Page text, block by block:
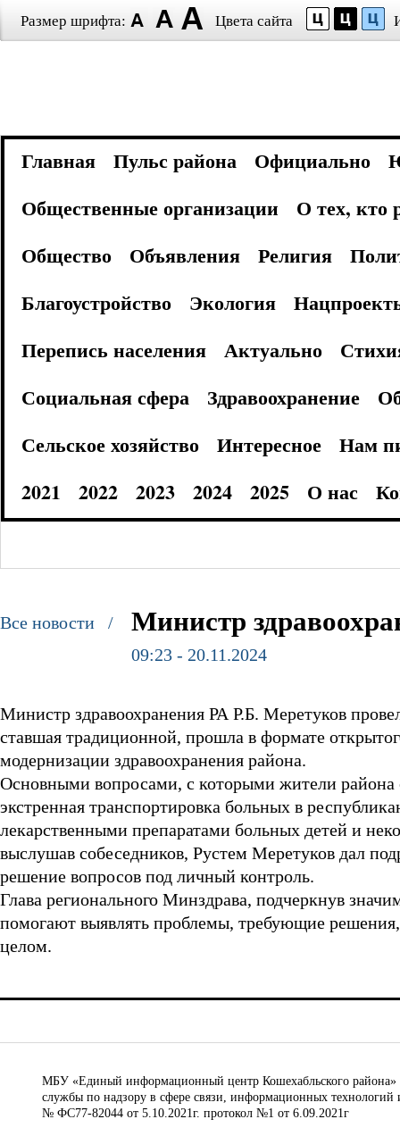
Размер шрифта: Цвета сайта
Главная Пульс района Официально
Общественные организации
О тех, кто
Общество
Объявления Религия
Благоустройство
Экология
Перепись населения
Актуально
Социальная сфера
Здравоохранение
Сельское хозяйство
Интересное
Нам
2021
2022 2023 2024 2025 О нас
Все новости / Министр
09:23 - 20.11.2024
Министр здравоохранения РА Р.Б. Меретуков
ставшая традиционной, прошла в формате
модернизации здравоохранения района.
Основными вопросами, с которыми жители района
экстренная транспортировка больных в
лекарственными препаратами больных детей и
выслушав собеседников, Рустем Меретуков дал
решение вопросов под личный контроль.
Глава регионального Минздрава, подчеркнув
помогают выявлять проблемы, требующие
целом.
МБУ «Единый информационный центр Кошехабльского района»
службы по надзору в сфере связи, информационных
№ ФС77-82044 от 5.10.2021г. протокол №1 от 6.09.2021г